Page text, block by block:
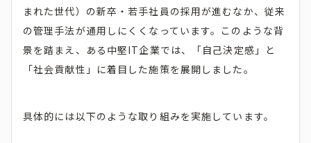
まれた世代）の新卒・若手社員の採用が進むなか、従来
の管理手法が通用しにくくなっています。このような背
景を踏まえ、ある中堅IT企業では、「自己決定感」と
「社会貢献性」に着目した施策を展開しました。
具体的には以下のような取り組みを実施しています。